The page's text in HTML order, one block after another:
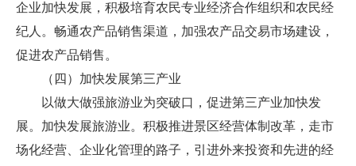
企业加快发展，积极培育农民专业经济合作组织和农民经
纪人。畅通农产品销售渠道，加强农产品交易市场建设，
促进农产品销售。
（四）加快发展第三产业
以做大做强旅游业为突破口，促进第三产业加快发
展。加快发展旅游业。积极推进景区经营体制改革，走市
场化经营、企业化管理的路子，引进外来投资和先进的经